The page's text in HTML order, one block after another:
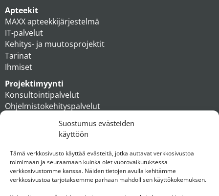
Suostumus evästeiden
käyttöön
Tämä verkkosivusto käyttää evästeitä, jotka auttavat verkkosivustoa
toimimaan ja seuraamaan kuinka olet vuorovaikutuksessa
verkkosivustomme kanssa. Näiden tietojen avulla kehitämme
verkkosivustoa tarjotaksemme parhaan mahdollisen käyttökokemuksen.
Apteekit
MAXX apteekkijärjestelmä
IT-palvelut
Kehitys- ja muutosprojektit
Tarinat
Ihmiset
Projektimyynti
Konsultointipalvelut
Ohjelmistokehityspalvelut
Ihmiset
Konserni
Ota yhteyttä